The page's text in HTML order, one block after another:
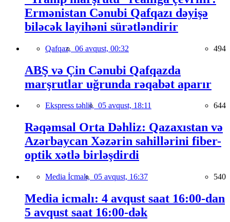
Ermənistan Cənubi Qafqazı dəyişə
biləcək layihəni sürətləndirir
Qafqaz, 06 avqust, 00:32 494
ABŞ və Çin Cənubi Qafqazda
marşrutlar uğrunda rəqabət aparır
Ekspress təhlil, 05 avqust, 18:11 644
Rəqəmsal Orta Dəhliz: Qazaxıstan və
Azərbaycan Xəzərin sahillərini fiber-
optik xətlə birləşdirdi
Media İcmalı, 05 avqust, 16:37 540
Media icmalı: 4 avqust saat 16:00-dan
5 avqust saat 16:00-dək